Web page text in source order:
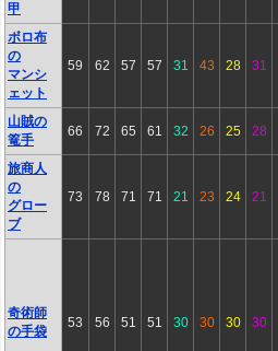
甲
ボロ布
の
マンシ
ェット
59 62 57 57 31 43 28 31
山賊の
篭手
66 72 65 61 32 26 25 28
旅商人
の
グロー
ブ
73 78 71 71 21 23 24 21
奇術師
の手袋
53 56 51 51 30 30 30 30